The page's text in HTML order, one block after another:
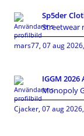
Sp5der
Streetwear
mars77, 07 aug
IGGM
Monopoly
Cjacker, 07 aug